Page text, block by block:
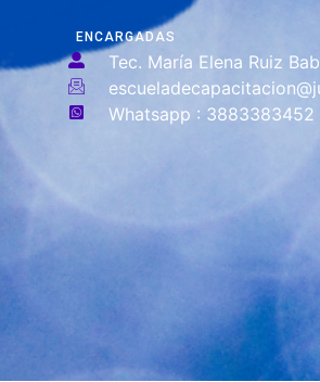
ENCARGADAS
Tec. María Elena Ruiz
Whatsapp : 3883383452